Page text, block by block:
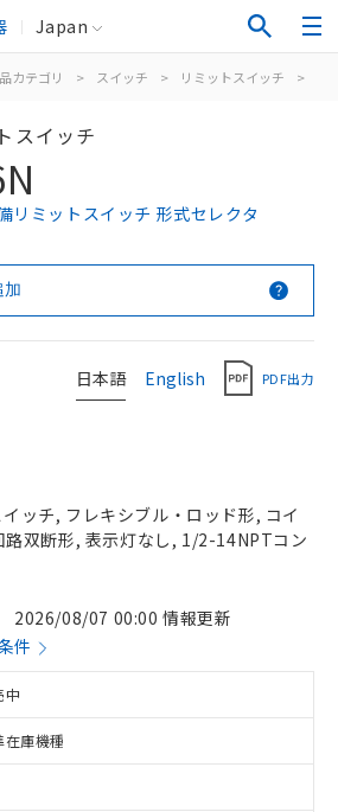
Japan
カテゴリ > スイッチ > リミットスイッチ >
スイッチ
ミットスイッチ 形式セレクタ
加
日本語 English PDF出力
ッチ, フレキシブル・ロッド形, コイ
路双断形, 表示灯なし, 1/2-14NPTコン
2026/08/07 00:00 情報更新
件
中
在庫機種